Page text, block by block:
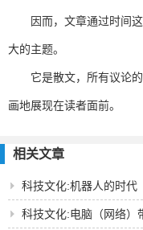
因而，文章通过时间这
大的主题。
它是散文，所有议论的
画地展现在读者面前。
相关文章
科技文化:机器人的时代
科技文化:电脑（网络）